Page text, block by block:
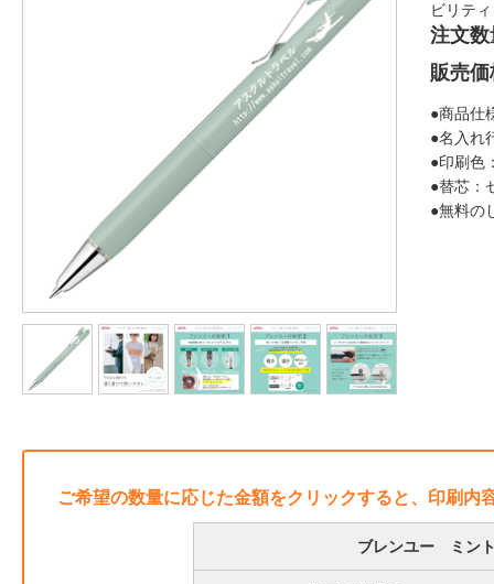
ビリテ
注文数
販売価
●商品仕
●名入れ
●印刷色
●替芯：
●無料の
ご希望の数量に応じた金額をクリックすると、印刷内
ブレンユー ミン